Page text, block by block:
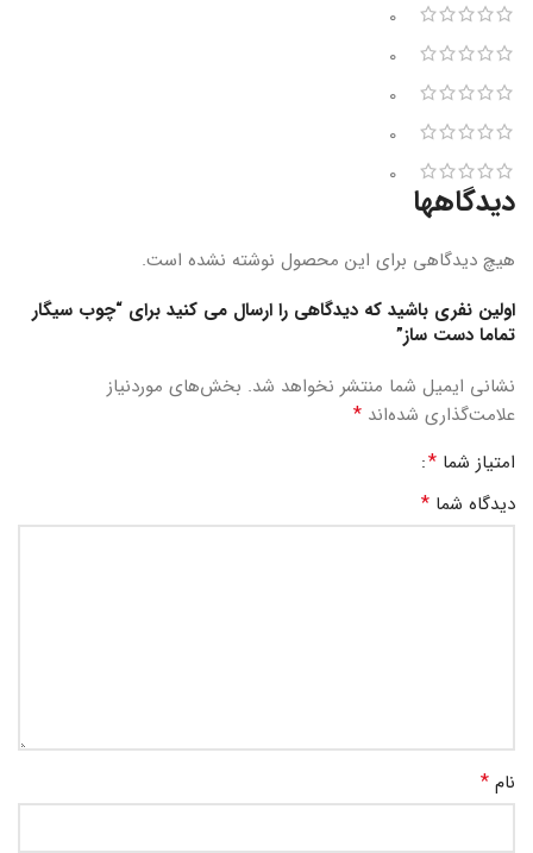
0
0
0
0
0
دیدگاهها
هیچ دیدگاهی برای این محصول نوشته نشده است.
اولین نفری باشید که دیدگاهی را ارسال می کنید برای “چوب سیگار
تماما دست ساز”
نشانی ایمیل شما منتشر نخواهد شد. بخش‌های موردنیاز
علامت‌گذاری شده‌اند *
امتیاز شما *
دیدگاه شما *
نام *